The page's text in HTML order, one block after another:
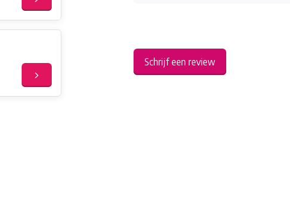
Schrijf een review